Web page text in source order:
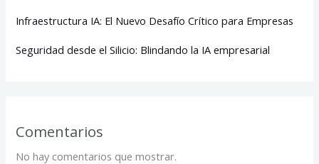
Infraestructura IA: El Nuevo Desafío Crítico para Empresas
Seguridad desde el Silicio: Blindando la IA empresarial
Comentarios
No hay comentarios que mostrar.